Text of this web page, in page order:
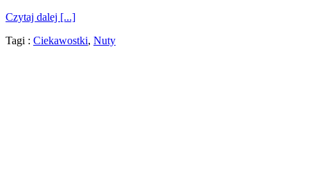
Czytaj dalej [...]
Tagi : Ciekawostki, Nuty